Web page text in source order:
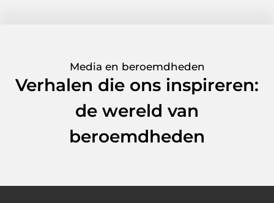
Media en beroemdheden
Verhalen die ons inspireren:
de wereld van
beroemdheden